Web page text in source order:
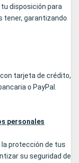
disposición para
tener, garantizando
tarjeta de crédito,
o PayPal.
personales
protección de tus
su seguridad de